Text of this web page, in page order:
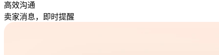
高效沟通
卖家消息，即时提醒